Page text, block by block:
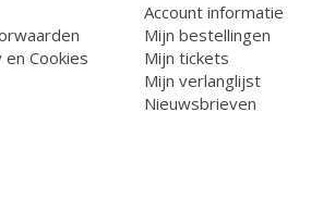
en Cookies
Account informatie
Mijn bestellingen
Mijn tickets
Mijn verlanglijst
Nieuwsbrieven